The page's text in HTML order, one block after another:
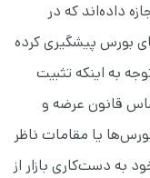
داده‌اند که در
بورس پیشگیری کرده
به اینکه تثبیت
قانون عرضه و
یا مقامات ناظر
به دست‌کاری بازار از